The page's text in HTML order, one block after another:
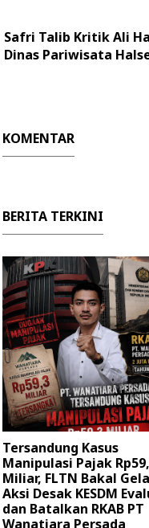
Safri Talib Kritik Ali
Dinas Pariwisata
KOMENTAR
BERITA TERKINI
Tersandung Kasus
Manipulasi Pajak
Miliar, FLTN Bakal
Aksi Desak KESDM
dan Batalkan RKAB PT
Wanatiara Persada ‎